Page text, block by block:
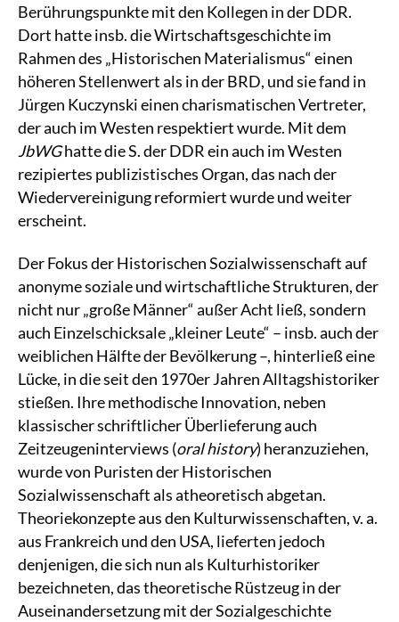
Berührungspunkte mit den Kollegen in der DDR.
Dort hatte insb. die Wirtschaftsgeschichte im
Rahmen des „Historischen Materialismus“ einen
höheren Stellenwert als in der BRD, und sie fand in
Jürgen Kuczynski einen charismatischen Vertreter,
der auch im Westen respektiert wurde. Mit dem
JbWGhatte die S. der DDR ein auch im Westen
rezipiertes publizistisches Organ, das nach der
Wiedervereinigung reformiert wurde und weiter
erscheint.
Der Fokus der Historischen Sozialwissenschaft auf
anonyme soziale und wirtschaftliche Strukturen, der
nicht nur „große Männer“ außer Acht ließ, sondern
auch Einzelschicksale „kleiner Leute“ – insb. auch der
weiblichen Hälfte der Bevölkerung –, hinterließ eine
Lücke, in die seit den 1970er Jahren Alltagshistoriker
stießen. Ihre methodische Innovation, neben
klassischer schriftlicher Überlieferung auch
Zeitzeugeninterviews (oral history) heranzuziehen,
wurde von Puristen der Historischen
Sozialwissenschaft als atheoretisch abgetan.
Theoriekonzepte aus den Kulturwissenschaften, v. a.
aus Frankreich und den USA, lieferten jedoch
denjenigen, die sich nun als Kulturhistoriker
bezeichneten, das theoretische Rüstzeug in der
Auseinandersetzung mit der Sozialgeschichte